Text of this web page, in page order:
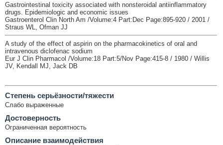
Gastrointestinal toxicity associated with nonsteroidal antiinflammatory
drugs. Epidemiologic and economic issues
Gastroenterol Clin North Am /Volume:4 Part:Dec Page:895-920 / 2001 /
Straus WL, Ofman JJ
A study of the effect of aspirin on the pharmacokinetics of oral and
intravenous diclofenac sodium
Eur J Clin Pharmacol /Volume:18 Part:5/Nov Page:415-8 / 1980 / Willis
JV, Kendall MJ, Jack DB
Cтепень серьёзности/тяжести
Слабо выраженные
Достоверность
Ограниченная вероятность
Описание взаимодействия